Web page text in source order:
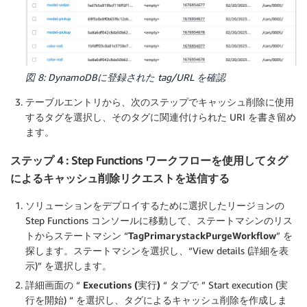
図 8: DynamoDBに登録された tag/URL を確認
テーブルエントリから、次のステップでキャッシュ削除に使用
するタグを選択し、そのタグに関連付けられた URI を書き留め
ます。
ステップ 4 : Step Functions ワークフローを使用してタグ
によるキャッシュ削除リクエストを送信する
ソリューションをデプロイするために選択したリージョンの
Step Functions コンソールに移動して、ステートマシンのリス
トからステートマシン “TagPrimarystackPurgeWorkflow” を
探します。ステートマシンを選択し、“View details (詳細を表
示)” を選択します。
詳細画面の “ Executions (実行) “ タブで ” Start execution (実
行を開始) “ を選択 し、タグによるキャッシュ削除を作成しま